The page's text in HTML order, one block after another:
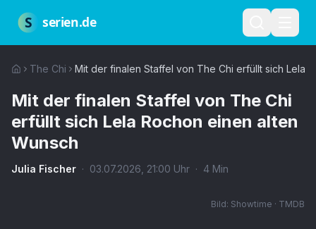
S serien.de
The Chi Mit der finalen Staffel von The Chi erfüllt sich Lela
Mit der finalen Staffel von The Chi
erfüllt sich Lela Rochon einen alten
Wunsch
Julia Fischer · 03.07.2026 21:00 Uhr · 4 Min
Bild: Showtime · TMDB
Nutzungsbedingungen